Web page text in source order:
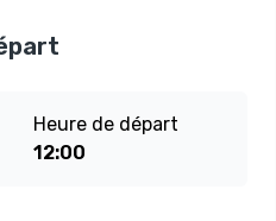
Heure de départ
12:00